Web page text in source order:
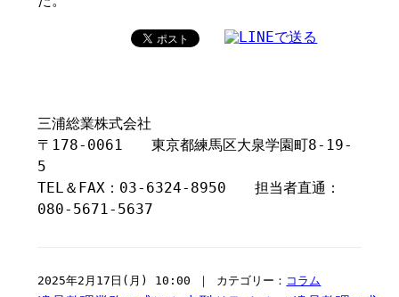
三浦総業株式会社
〒178-0061 東京都練馬区大泉学園町8-19-
5
TEL＆FAX：03-6324-8950 担当者直通：
080-5671-5637
2025年2月17日(月) 10:00 ｜ カテゴリー： コラム